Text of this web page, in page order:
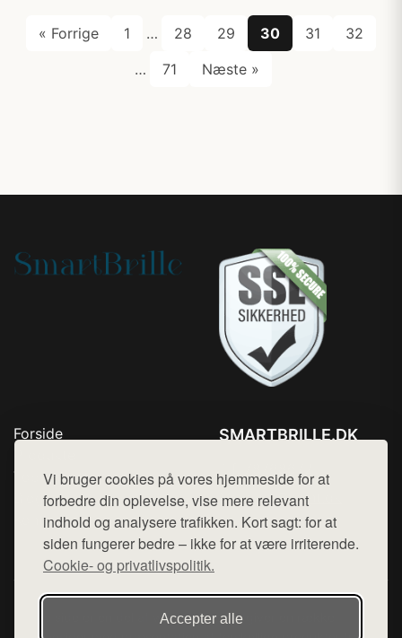
Vi bruger cookies på vores hjemmeside for at
forbedre din oplevelse, vise mere relevant
indhold og analysere trafikken. Kort sagt: for at
siden fungerer bedre – ikke for at være irriterende.
Cookie- og privatlivspolitik.
Accepter alle
« Forrige 1 … 28 29 30 31
32
…
71 Næste »
Forside
Top Rabatter
Blog
Kontakt
SMARTBRILLE.DK
Mail: hej@want.dk
Cookie- og privatlivspolitik
Denne side er en del af want.dk, der udgiver en række